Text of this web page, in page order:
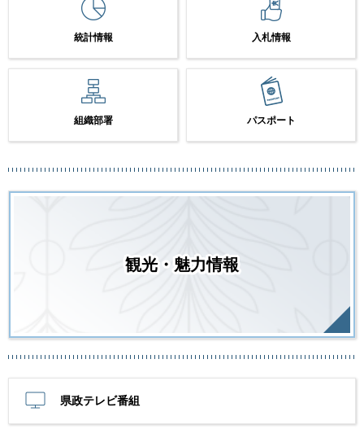
統計情報 入札情報
組織部署 パスポート
観光・魅力情報
県政テレビ番組